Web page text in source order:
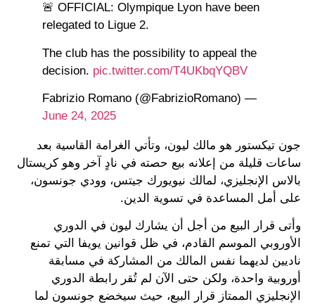
🚨 OFFICIAL: Olympique Lyon have been
relegated to Ligue 2.
The club has the possibility to appeal the
decision. pic.twitter.com/T4UKbqYQBV
— Fabrizio Romano (@FabrizioRomano)
June 24, 2025
جون تيكستور هو مالك ليون، وتأتي الغرامة القاسية بعد
ساعات قليلة من إعلانه بيع حصته في نادٍ آخر وهو كريستال
بالاس الإنجليزي، لمالك نيويورك جيتس، وودي جونسون،
على أمل المساعدة في تسوية الدين.
وأتى قرار البيع من أجل أن يشارك ليون في الدوري
الأوروبي الموسم القادم، في ظل قوانين يويفا التي تمنع
ناديين لديهما نفس المالك من المشاركة في مسابقة
أوروبية واحدة، ولكن حتى الآن لم تُقر رابطة الدوري
الإنجليزي الممتاز قرار البيع، حيث سيخضع جونسون لما